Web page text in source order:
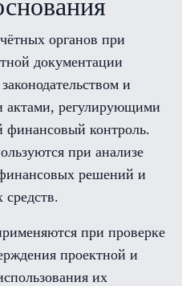
органов при
документации
и
регулирующими
финансовый контроль.
при анализе
решений и
при проверке
проектной и
их